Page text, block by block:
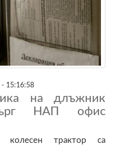
- 15:16:58
на длъжник
НАП офис
трактор са